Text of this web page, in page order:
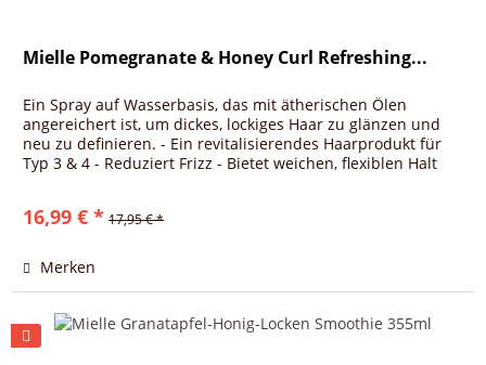
Mielle Pomegranate & Honey Curl Refreshing...
Ein Spray auf Wasserbasis, das mit ätherischen Ölen
angereichert ist, um dickes, lockiges Haar zu glänzen und
neu zu definieren. - Ein revitalisierendes Haarprodukt für
Typ 3 & 4 - Reduziert Frizz - Bietet weichen, flexiblen Halt
16,99 € * 17,95 € *
Merken